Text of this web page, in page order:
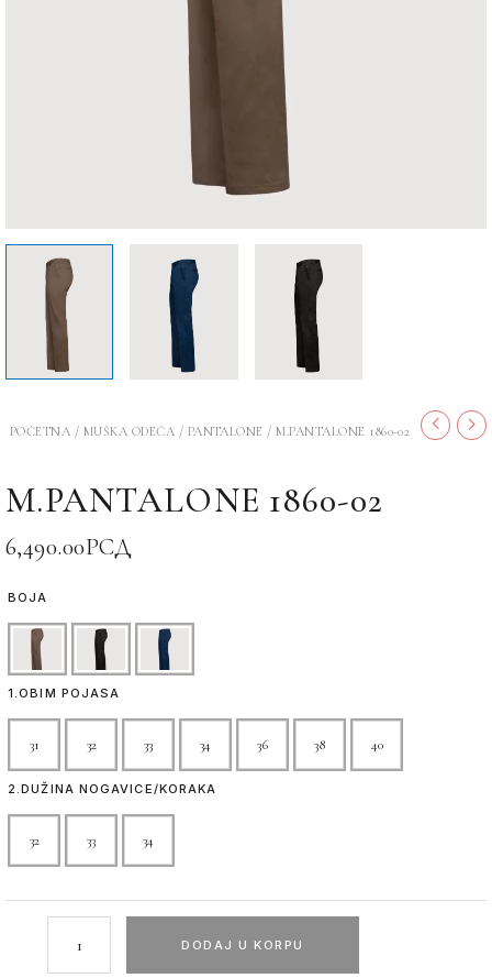
POČETNA / MUŠKA ODEĆA / PANTALONE / M.PANTALONE 1860-02
M.PANTALONE 1860-02
6,490.00РСД
BOJA
1.OBIM POJASA
31 32 33 34 36 38 40
2.DUŽINA NOGAVICE/KORAKA
32 33 34
DODAJ U KORPU